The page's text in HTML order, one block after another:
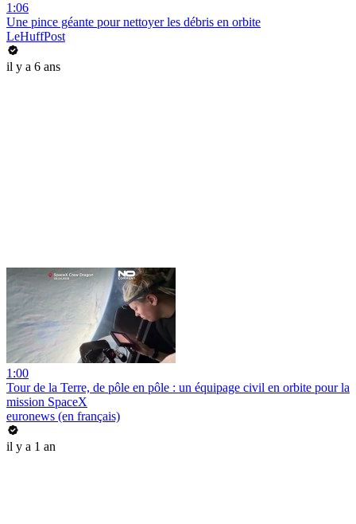
1:06
Une pince géante pour nettoyer les débris en orbite
LeHuffPost
il y a 6 ans
1:00
Tour de la Terre, de pôle en pôle : un équipage civil en orbite pour la
mission SpaceX
euronews (en français)
il y a 1 an